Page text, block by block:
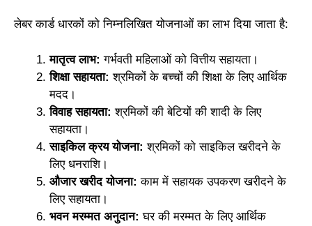
लेबर कार्ड धारकों को निम्नलिखित योजनाओं का लाभ दिया जाता है:
मातृत्व लाभ: गर्भवती महिलाओं को वित्तीय सहायता।
शिक्षा सहायता: श्रमिकों के बच्चों की शिक्षा के लिए आर्थिक
मदद।
विवाह सहायता: श्रमिकों की बेटियों की शादी के लिए
सहायता।
साइकिल क्रय योजना: श्रमिकों को साइकिल खरीदने के
लिए धनराशि।
औजार खरीद योजना: काम में सहायक उपकरण खरीदने के
लिए सहायता।
भवन मरम्मत अनुदान: घर की मरम्मत के लिए आर्थिक